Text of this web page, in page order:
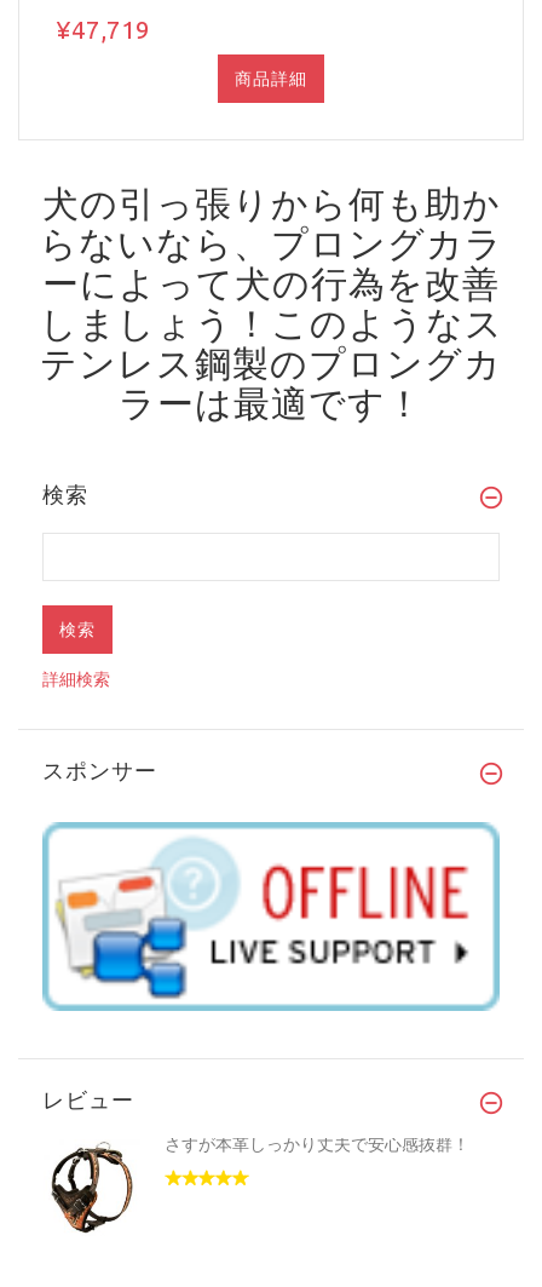
¥47,719
商品詳細
犬の引っ張りから何も助か
らないなら、プロングカラ
ーによって犬の行為を改善
しましょう！ このようなス
テンレス鋼製のプロングカ
ラーは最適です！
検索
詳細検索
スポンサー
レビュー
さすが本革しっかり丈夫で安心感抜群！